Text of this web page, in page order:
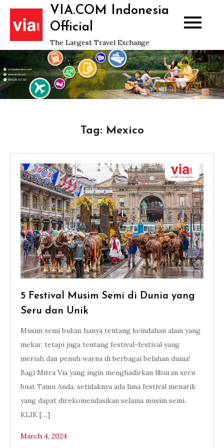
Skip
content
VIA.COM Indonesia
Official
The Largest Travel Exchange
Tag: Mexico
5 Festival Musim Semi di Dunia yang
Seru dan Unik
Musim semi bukan hanya tentang keindahan alam yang
mekar, tetapi juga tentang festival-festival yang
meriah dan penuh warna di berbagai belahan dunia!
Bagi Mitra Via yang ingin menghadirkan liburan seru
buat Tamu Anda, setidaknya ada lima festival menarik
yang dapat direkomendasikan selama musim semi.
KLIK […]
March 4, 2024